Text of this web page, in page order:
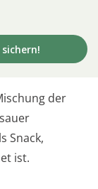
der
Snack,
ist.